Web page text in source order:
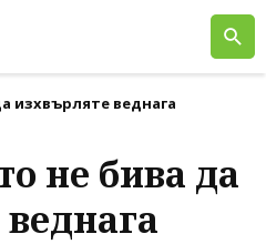
изхвърляте веднага
не бива да